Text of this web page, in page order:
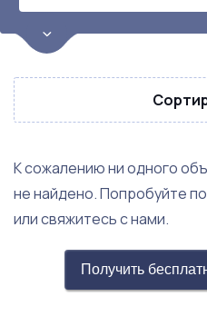
Цена
от:
Прибыль
К сожалению ни одного
не найдено. Попробуйте
или свяжитесь с нами.
Получить